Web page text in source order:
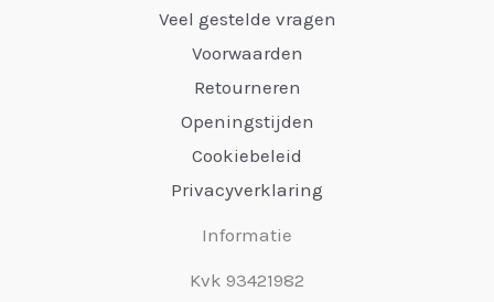
Veel gestelde vragen
Voorwaarden
Retourneren
Openingstijden
Cookiebeleid
Privacyverklaring
Informatie
Kvk 93421982